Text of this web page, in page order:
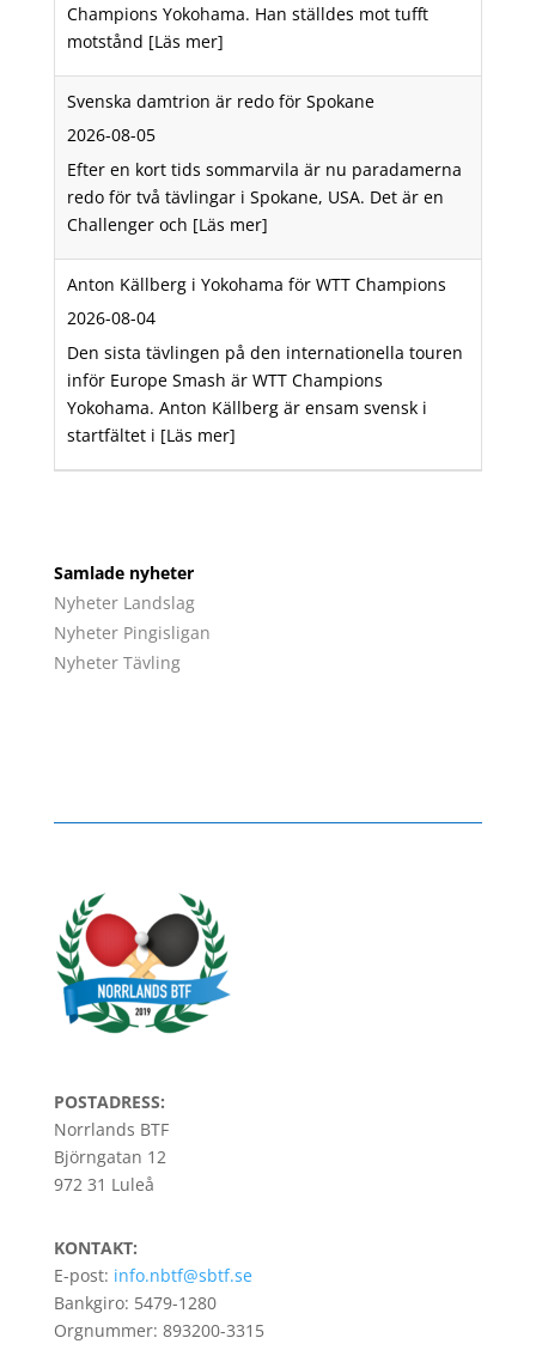
Champions Yokohama. Han ställdes mot tufft
motstånd [Läs mer]
Svenska damtrion är redo för Spokane
2026-08-05
Efter en kort tids sommarvila är nu paradamerna
redo för två tävlingar i Spokane, USA. Det är en
Challenger och [Läs mer]
Anton Källberg i Yokohama för WTT Champions
2026-08-04
Den sista tävlingen på den internationella touren
inför Europe Smash är WTT Champions
Yokohama. Anton Källberg är ensam svensk i
startfältet i [Läs mer]
Samlade nyheter
Nyheter Landslag
Nyheter Pingisligan
Nyheter Tävling
POSTADRESS:
Norrlands BTF
Björngatan 12
972 31 Luleå
KONTAKT:
E-post: info.nbtf@sbtf.se
Bankgiro: 5479-1280
Orgnummer: 893200-3315